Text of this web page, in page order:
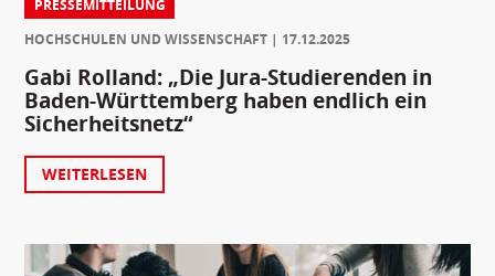
PRESSEMITTEILUNG
HOCHSCHULEN UND WISSENSCHAFT
17.12.2025
Gabi Rolland: „Die Jura-Studierenden in
Baden-Württemberg haben endlich ein
Sicherheitsnetz“
WEITERLESEN